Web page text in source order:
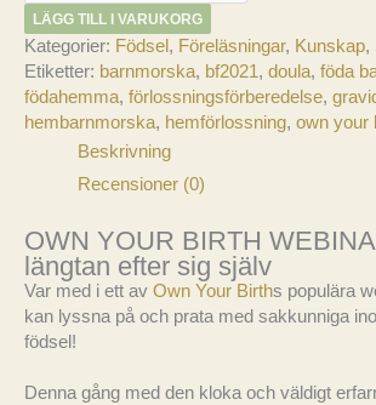
Birth
25
mars:
Agneta
Bergenheim
LÄGG TILL I VARUKORG
Kategorier: Födsel , Föreläsningar, Kunskap,
Etiketter: barnmorska, bf2021 , doula, föda
födahemma, förlossningsförberedelse,
hembarnmorska, hemförlossning, own your
Beskrivning
Recensioner (0)
OWN YOUR BIRTH
längtan efter sig själv
Var med i ett av Own Your Births populära
kan lyssna på och prata med sakkunniga
födsel!
Denna gång med den kloka och väldigt